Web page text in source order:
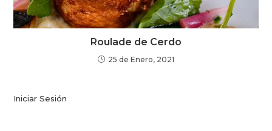
Roulade de Cerdo
25 de Enero, 2021
Iniciar Sesión